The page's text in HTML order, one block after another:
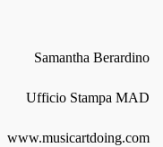
Samantha Berardino
Ufficio Stampa MAD
www.musicartdoing.com